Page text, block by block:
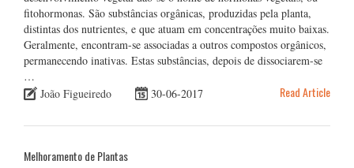
fitohormonas. São substâncias orgânicas, produzidas pela planta,
distintas dos nutrientes, e que atuam em concentrações muito baixas.
Geralmente, encontram-se associadas a outros compostos orgânicos,
permanecendo inativas. Estas substâncias, depois de dissociarem-se
…
João Figueiredo
30-06-2017 Read Article
Melhoramento de Plantas